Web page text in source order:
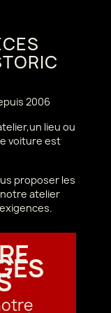
2006
lieu ou
voiture est
proposer les
atelier